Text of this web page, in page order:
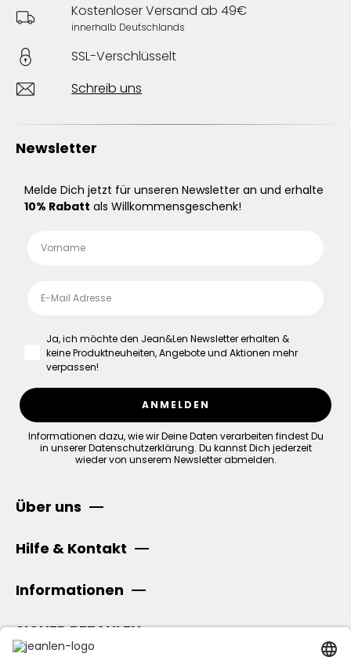
Kostenloser Versand ab 49€
innerhalb Deutschlands
SSL-Verschlüsselt
Schreib uns
Newsletter
Melde Dich jetzt für unseren Newsletter an und erhalte
10% Rabatt als Willkommensgeschenk!
Ja, ich möchte den Jean&Len Newsletter erhalten &
keine Produktneuheiten, Angebote und Aktionen mehr
verpassen!
ANMELDEN
Informationen dazu, wie wir Deine Daten verarbeiten findest Du
in unsererDatenschutzerklärung. Du kannst Dich jederzeit
wieder von unserem Newsletter abmelden.
Über uns
Hilfe & Kontakt
Informationen
SICHER BEZAHLEN